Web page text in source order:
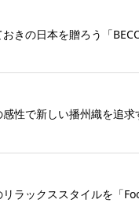
おきの日本を贈ろう「
感性で新しい播州織を追求
リラックススタイルを「